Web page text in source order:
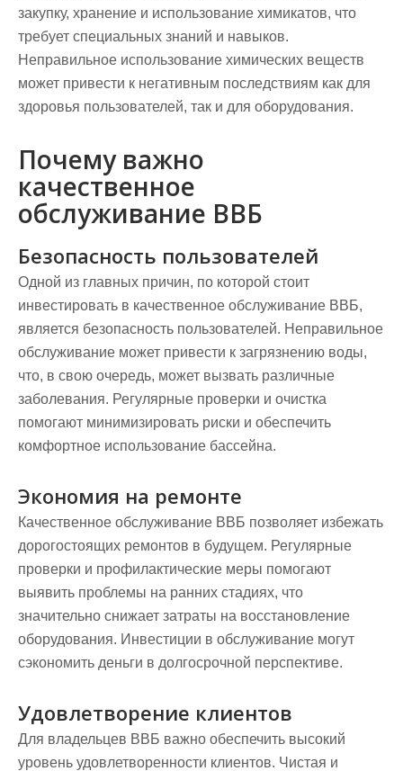
закупку, хранение и использование химикатов, что
требует специальных знаний и навыков.
Неправильное использование химических веществ
может привести к негативным последствиям как для
здоровья пользователей, так и для оборудования.
Почему важно
качественное
обслуживание ВВБ
Безопасность пользователей
Одной из главных причин, по которой стоит
инвестировать в качественное обслуживание ВВБ,
является безопасность пользователей. Неправильное
обслуживание может привести к загрязнению воды,
что, в свою очередь, может вызвать различные
заболевания. Регулярные проверки и очистка
помогают минимизировать риски и обеспечить
комфортное использование бассейна.
Экономия на ремонте
Качественное обслуживание ВВБ позволяет избежать
дорогостоящих ремонтов в будущем. Регулярные
проверки и профилактические меры помогают
выявить проблемы на ранних стадиях, что
значительно снижает затраты на восстановление
оборудования. Инвестиции в обслуживание могут
сэкономить деньги в долгосрочной перспективе.
Удовлетворение клиентов
Для владельцев ВВБ важно обеспечить высокий
уровень удовлетворенности клиентов. Чистая и